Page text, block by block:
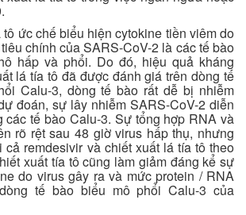
ức chế biểu hiện cytokine tiền viêm do
chính của SARS-CoV-2 là các tế bào
hấp và phổi. Do đó, hiệu quả kháng
lá tía tô đã được đánh giá trên dòng tế
Calu-3, dòng tế bào rất dễ bị nhiễm
đoán, sự lây nhiễm SARS-CoV-2 diễn
các tế bào Calu-3. Sự tổng hợp RNA và
rõ rệt sau 48 giờ virus hấp thụ, nhưng
remdesivir và chiết xuất lá tía tô theo
xuất tía tô cũng làm giảm đáng kể sự
do virus gây ra và mức protein / RNA
tế bào biểu mô phổi Calu-3 của